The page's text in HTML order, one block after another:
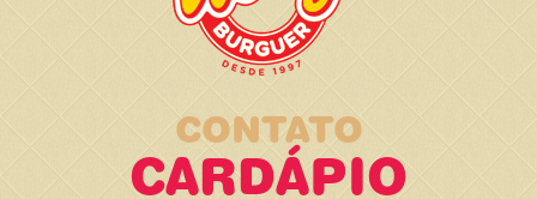
CONTATO
CARDÁPIO